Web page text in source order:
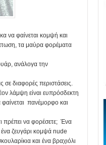
να φαίνεται κομψή και
τα μαύρα φορέματα
ανάλογα την
διαφορές περιστάσεις.
λάμψη είναι ευπρόσδεκτη
πανέμορφο και
πρέπει να φορέσετε; Ένα
ένα ζευγάρι κομψά nude
και ένα βραχιόλι